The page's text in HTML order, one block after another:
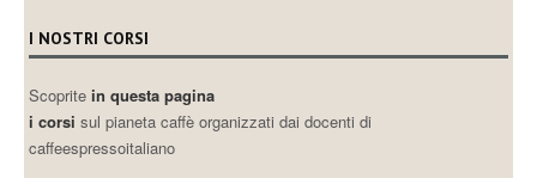
I NOSTRI CORSI
Scopritein questa pagina
i corsi sul pianeta caffè organizzati dai docenti di
caffeespressoitaliano